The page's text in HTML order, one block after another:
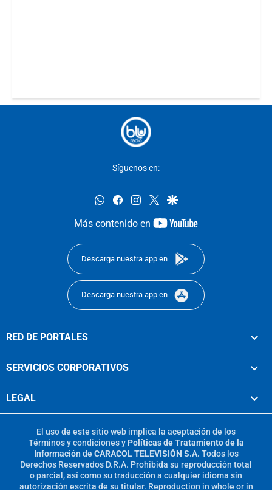
Síguenos en:
whatsappfacebookinstagram
twittergoogle
Más contenido en
youtube-
Descarga nuestra app en
Descarga nuestra app en
RED DE PORTALES
SERVICIOS CORPORATIVOS
LEGAL
El uso de este sitio web implica la aceptación de los
Términos y condicionesy Políticas de Tratamiento de la
Información de CARACOL TELEVISIÓN S.A. Todos los
Derechos Reservados D.R.A. Prohibida su reproducción total
o parcial, así como su traducción a cualquier idioma sin
autorización escrita de su titular. Reproduction in whole or in